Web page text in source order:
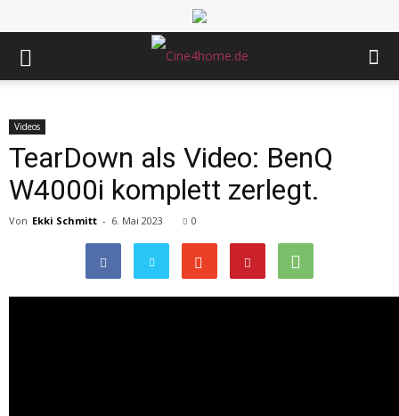
Videos
TearDown als Video: BenQ
W4000i komplett zerlegt.
Von Ekki Schmitt - 6. Mai 2023 0